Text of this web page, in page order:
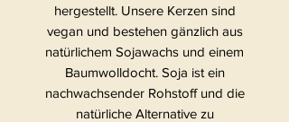
hergestellt. Unsere Kerzen sind
vegan und bestehen gänzlich aus
natürlichem Sojawachs und einem
Baumwolldocht. Soja ist ein
nachwachsender Rohstoff und die
natürliche Alternative zu